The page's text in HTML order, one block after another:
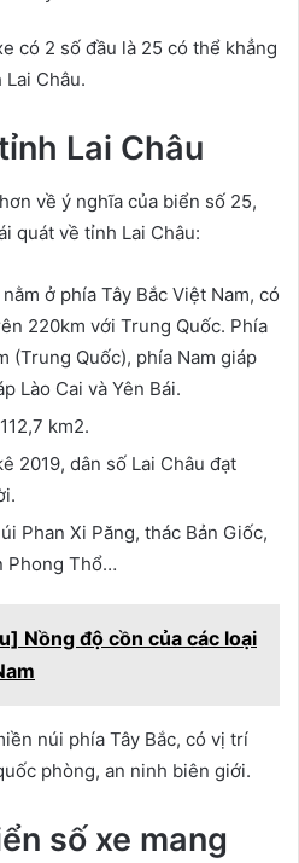
có 2 số đầu là 25 có thể khẳng
Châu.
Lai Châu
về ý nghĩa của biển số 25,
quát về tỉnh Lai Châu:
ở phía Tây Bắc Việt Nam, có
220km với Trung Quốc. Phía
(Trung Quốc), phía Nam giáp
Lào Cai và Yên Bái.
km2.
2019, dân số Lai Châu đạt
Phan Xi Păng, thác Bản Giốc,
Phong Thổ…
Nồng độ cồn của các loại
núi phía Tây Bắc, có vị trí
phòng, an ninh biên giới.
số xe mang